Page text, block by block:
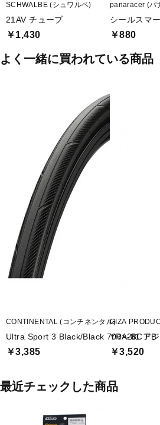
SCHWALBE (シュワルベ)
21AV チューブ
￥1,430
panaracer (パ
シールスマ
￥880
よく一緒に買われている商品
CONTINENTAL (コンチネンタル)
Ultra Sport 3 Black/Black 700×28C FB
￥3,385
GIZA
YRA-81 ア
￥3,520
最近チェックした商品